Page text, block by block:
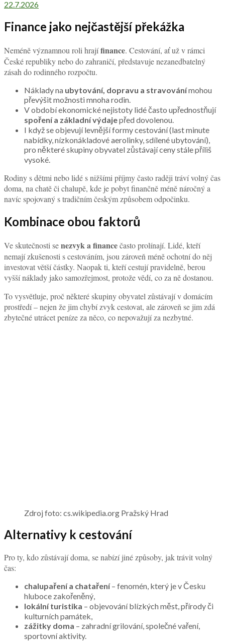
22.7.2026
Finance jako nejčastější překážka
Neméně významnou roli hrajífinance. Cestování, ať už v rámci
České republiky nebo do zahraničí, představuje nezanedbatelný
zásah do rodinného rozpočtu.
Náklady na ubytování, dopravu a stravovánímohou
převýšit možnosti mnoha rodin.
V období ekonomické nejistoty lidé často upřednostňují
spoření a základní výdajepřed dovolenou.
I když se objevují levnější formy cestování (last minute
nabídky, nízkonákladové aerolinky, sdílené ubytování),
pro některé skupiny obyvatel zůstávají ceny stále příliš
vysoké.
Rodiny s dětmi nebo lidé s nižšími příjmy často raději tráví volný čas
doma, na chatě či chalupě, kde je pobyt finančně méně náročný a
navíc spojovaný s tradičním českým způsobem odpočinku.
Kombinace obou faktorů
Ve skutečnosti senezvyk a financečasto prolínají. Lidé, kteří
nemají zkušenosti s cestováním, jsou zároveň méně ochotní do něj
investovat větší částky. Naopak ti, kteří cestují pravidelně, berou
vyšší náklady jako samozřejmost, protože vědí, co za ně dostanou.
To vysvětluje, proč některé skupiny obyvatel zůstávají v domácím
prostředí – nejen že jim chybí zvyk cestovat, ale zároveň se jim zdá
zbytečné utrácet peníze za něco, co nepovažují za nezbytné.
Zdroj foto: cs.wikipedia.org Pražský Hrad
Alternativy k cestování
Pro ty, kdo zůstávají doma, se nabízí jiné způsoby, jak trávit volný
čas:
chalupaření a chataření– fenomén, který je v Česku
hluboce zakořeněný,
lokální turistika – objevování blízkých měst, přírody či
kulturních památek,
zážitky doma – zahradní grilování, společné vaření,
sportovní aktivity.